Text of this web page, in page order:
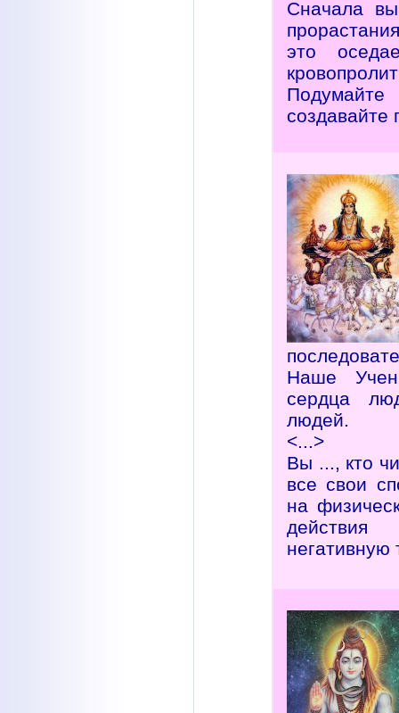
Сначала
это
создавайте
Наше
сердца
людей.
<...>
Вы ..., кто
все свои
на
действия